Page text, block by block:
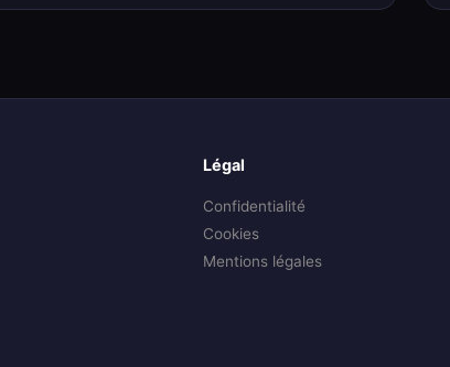
Légal
Confidentialité
Cookies
Mentions légales